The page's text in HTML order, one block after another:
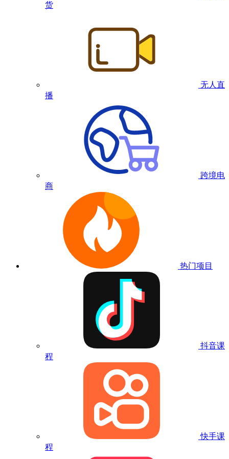
货
无人直
播
跨境电
商
热门项目
抖音课
程
快手课
程